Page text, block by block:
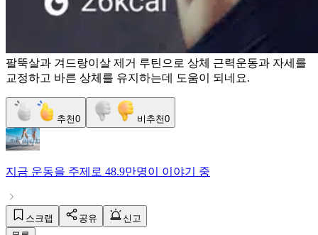
팔뚝살과 겨드랑이살 제거 루틴으로 상체 근력운동과 자세를
교정하고 바른 상체를 유지하는데 도움이 되네요.
추천0 비추천0
지금 운동을 주제로 48.9만명이 이야기 중
스크랩 공유
신고